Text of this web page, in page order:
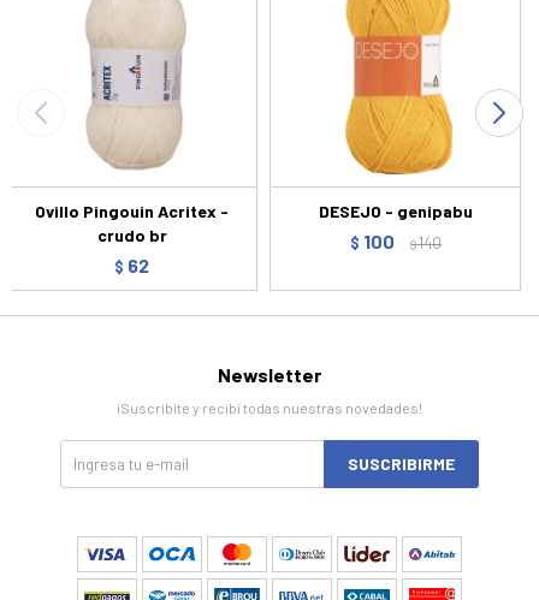
Ovillo Pingouin Acritex -
crudo br
$ 62
DESEJO - genipabu
$ 100 $140
Newsletter
¡Suscribite y recibí todas nuestras novedades!
SUSCRIBIRME